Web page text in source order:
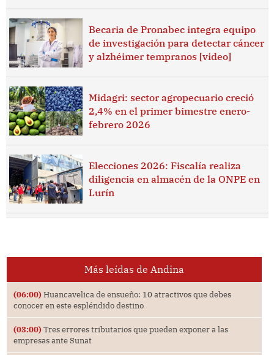
Becaria de Pronabec integra equipo
de investigación para detectar cáncer
y alzhéimer tempranos [video]
Midagri: sector agropecuario creció
2,4% en el primer bimestre enero-
febrero 2026
Elecciones 2026: Fiscalía realiza
diligencia en almacén de la ONPE en
Lurín
Más leídas de Andina
(06:00) Huancavelica de ensueño: 10 atractivos que debes
conocer en este espléndido destino
(03:00) Tres errores tributarios que pueden exponer a las
empresas ante Sunat